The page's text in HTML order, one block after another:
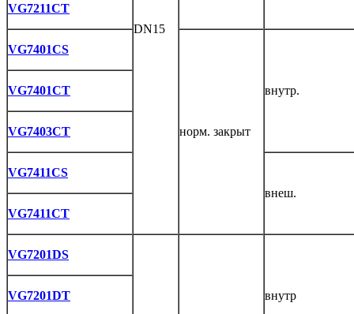
DN15
VG7211CT
VG7401CS
норм. закрыт
внутр.
VG7401CT
VG7403CT
VG7411CS
внеш.
VG7411CT
VG7201DS
внутр
VG7201DT